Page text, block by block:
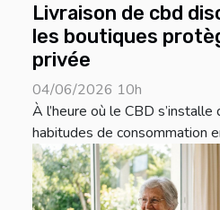
Livraison de cbd
les boutiques
privée
04/06/2026 10h
À l’heure où le CBD
habitudes de consommation